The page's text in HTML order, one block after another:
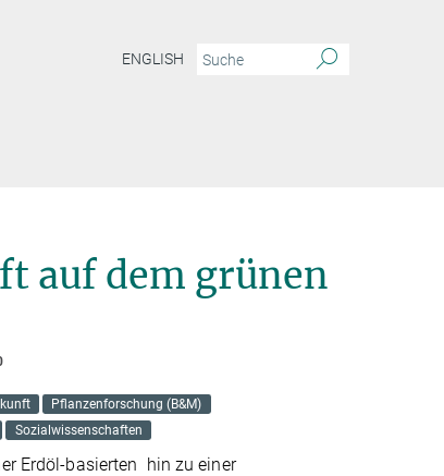
ENGLISH
auf dem grünen
Pflanzenforschung (B&M)
Sozialwissenschaften
Erdöl-basierten hin zu einer